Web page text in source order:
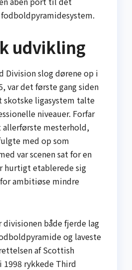
udvikling
Division slog dørene op i
var det første gang siden
skotske ligasystem talte
niveauer. Forfar
mesterhold,
med op som
var scenen sat for en
hurtigt etablerede sig
ambitiøse mindre
divisionen både fjerde lag
og laveste
af Scottish
1998 rykkede Third